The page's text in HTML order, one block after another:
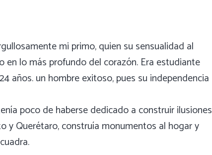
mi primo, quien su sensualidad al
lo más profundo del corazón. Era estudiante
años. un hombre exitoso, pues su independencia
poco de haberse dedicado a construir ilusiones
y Querétaro, construía monumentos al hogar y